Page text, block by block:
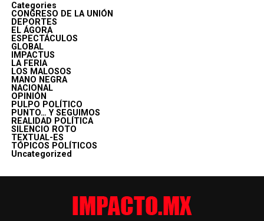
Categories
CONGRESO DE LA UNIÓN
DEPORTES
EL ÁGORA
ESPECTÁCULOS
GLOBAL
IMPACTUS
LA FERIA
LOS MALOSOS
MANO NEGRA
NACIONAL
OPINIÓN
PULPO POLÍTICO
PUNTO… Y SEGUIMOS
REALIDAD POLÍTICA
SILENCIO ROTO
TEXTUAL-ES
TÓPICOS POLÍTICOS
Uncategorized